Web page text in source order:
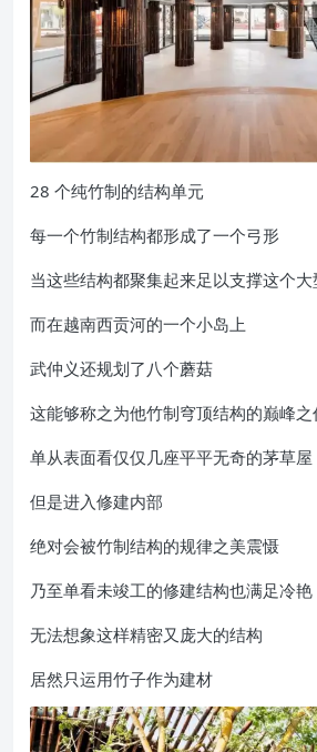
28 个纯竹制的结构单元
每一个竹制结构都形成了一个弓形
当这些结构都聚集起来足以支撑这个大
而在越南西贡河的一个小岛上
武仲义还规划了八个蘑菇
这能够称之为他竹制穹顶结构的巅峰之
单从表面看仅仅几座平平无奇的茅草屋
但是进入修建内部
绝对会被竹制结构的规律之美震慑
乃至单看未竣工的修建结构也满足冷艳
无法想象这样精密又庞大的结构
居然只运用竹子作为建材